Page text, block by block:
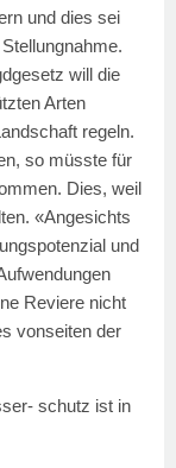
und dies sei
will die
Arten
regeln.
so müsste für
Dies, weil
«Angesichts
und
Reviere nicht
vonseiten der
schutz ist in